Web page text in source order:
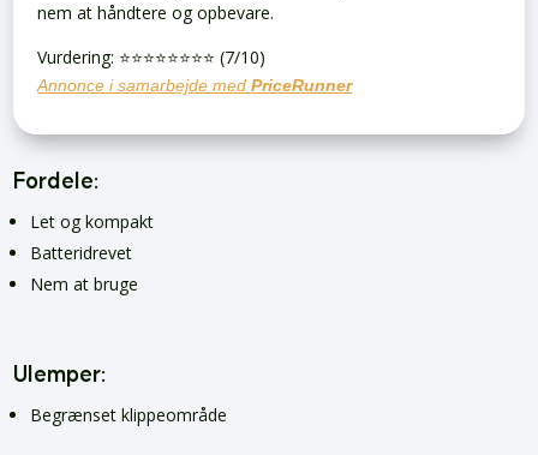
nem at håndtere og opbevare.
Vurdering: ⭐️⭐️⭐️⭐️⭐️⭐️⭐️⭐️ (7/10)
Annonce i samarbejde medPriceRunner
Fordele:
Let og kompakt
Batteridrevet
Nem at bruge
Ulemper:
Begrænset klippeområde